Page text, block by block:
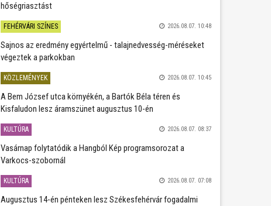
hőségriasztást
FEHÉRVÁRI SZÍNES 2026.08.07. 10:48
Sajnos az eredmény egyértelmű - talajnedvesség-méréseket
végeztek a parkokban
KÖZLEMÉNYEK 2026.08.07. 10:45
A Bem József utca környékén, a Bartók Béla téren és
Kisfaludon lesz áramszünet augusztus 10-én
KULTÚRA 2026.08.07. 08:37
Vasárnap folytatódik a Hangból Kép programsorozat a
Varkocs-szobornál
KULTÚRA 2026.08.07. 07:08
Augusztus 14-én pénteken lesz Székesfehérvár fogadalmi